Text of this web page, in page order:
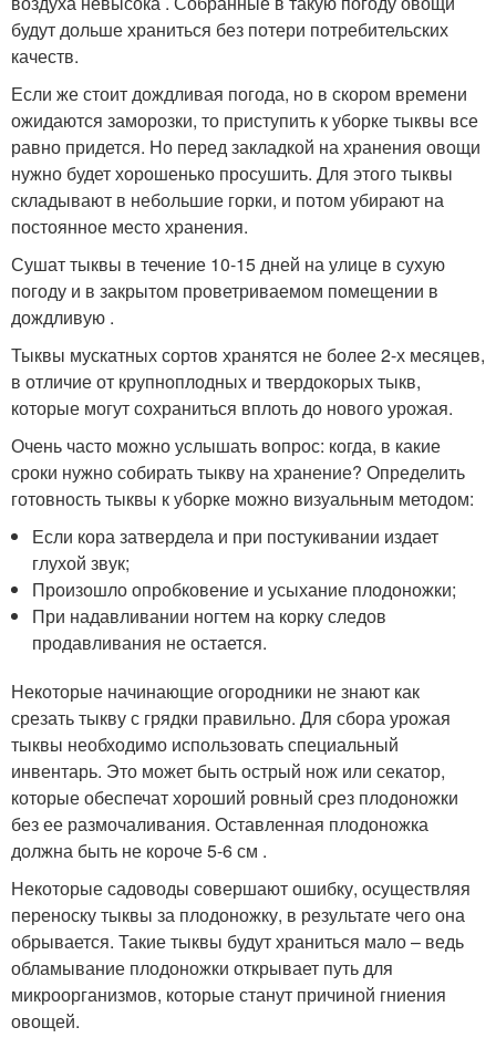
будут дольше храниться без потери потребительских
качеств.
Если же стоит дождливая погода, но в скором времени
ожидаются заморозки, то приступить к уборке тыквы все
равно придется. Но перед закладкой на хранения овощи
нужно будет хорошенько просушить. Для этого тыквы
складывают в небольшие горки, и потом убирают на
постоянное место хранения.
Сушат тыквы в течение 10-15 дней на улице в сухую
погоду и в закрытом проветриваемом помещении в
дождливую .
Тыквы мускатных сортов хранятся не более 2-х месяцев,
в отличие от крупноплодных и твердокорых тыкв,
которые могут сохраниться вплоть до нового урожая.
Очень часто можно услышать вопрос: когда, в какие
сроки нужно собирать тыкву на хранение? Определить
готовность тыквы к уборке можно визуальным методом:
Если кора затвердела и при постукивании издает
глухой звук;
Произошло опробковение и усыхание плодоножки;
При надавливании ногтем на корку следов
продавливания не остается.
Некоторые начинающие огородники не знают как
срезать тыкву с грядки правильно. Для сбора урожая
тыквы необходимо использовать специальный
инвентарь. Это может быть острый нож или секатор,
которые обеспечат хороший ровный срез плодоножки
без ее размочаливания. Оставленная плодоножка
должна быть не короче 5-6 см .
Некоторые садоводы совершают ошибку, осуществляя
переноску тыквы за плодоножку, в результате чего она
обрывается. Такие тыквы будут храниться мало – ведь
обламывание плодоножки открывает путь для
микроорганизмов, которые станут причиной гниения
овощей.